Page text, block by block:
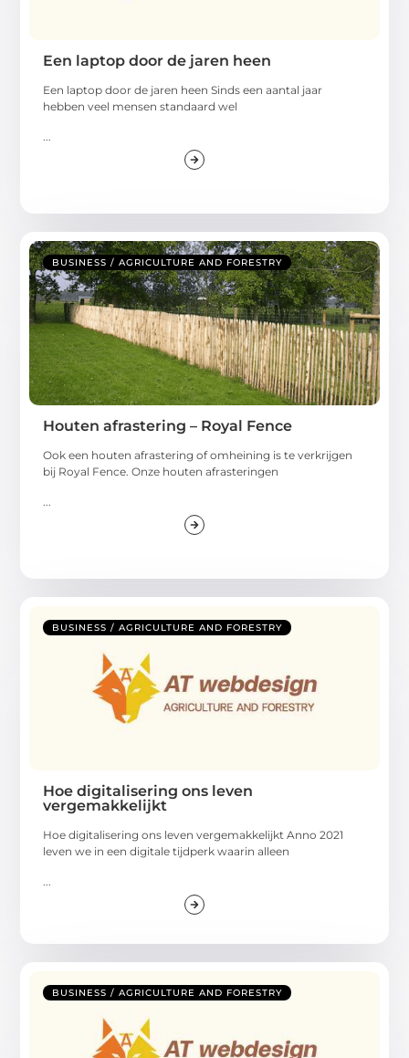
Een laptop door de jaren heen
Een laptop door de jaren heen Sinds een aantal jaar
hebben veel mensen standaard wel
BUSINESS / AGRICULTURE AND FORESTRY
Houten afrastering – Royal Fence
Ook een houten afrastering of omheining is te verkrijgen
bij Royal Fence. Onze houten afrasteringen
BUSINESS / AGRICULTURE AND FORESTRY
Hoe digitalisering ons leven
vergemakkelijkt
Hoe digitalisering ons leven vergemakkelijkt Anno 2021
leven we in een digitale tijdperk waarin alleen
BUSINESS / AGRICULTURE AND FORESTRY